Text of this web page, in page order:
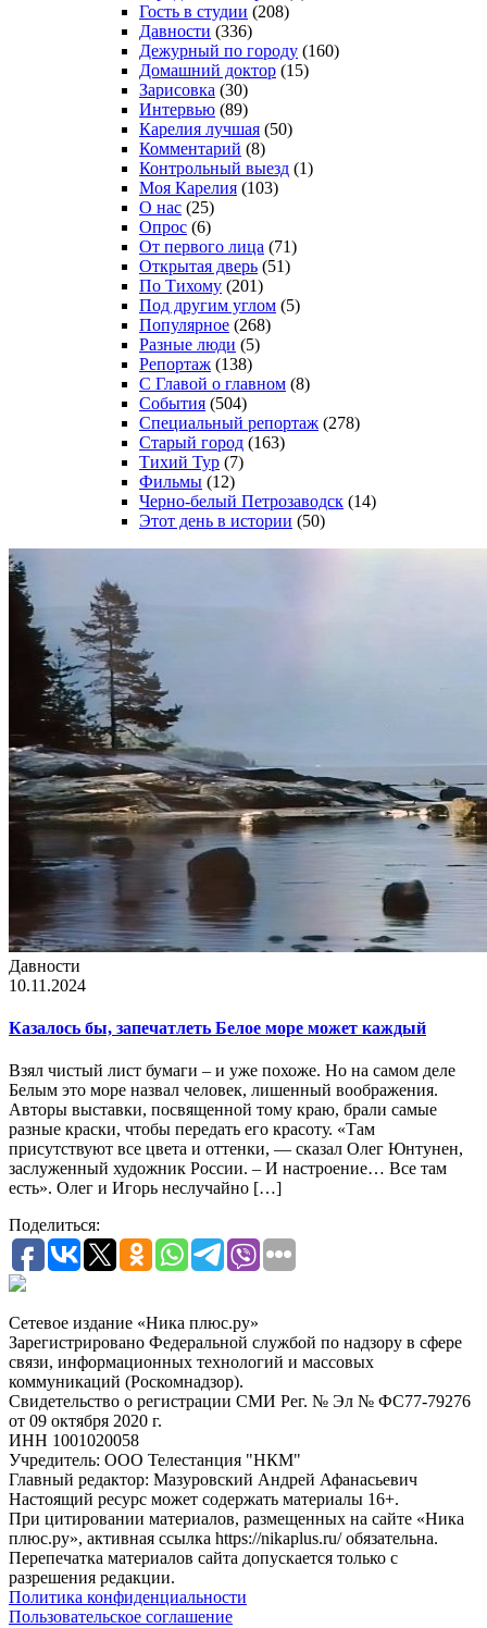
Гость в студии (208)
Давности (336)
Дежурный по городу (160)
Домашний доктор (15)
Зарисовка (30)
Интервью (89)
Карелия лучшая (50)
Комментарий (8)
Контрольный выезд (1)
Моя Карелия (103)
О нас (25)
Опрос (6)
От первого лица (71)
Открытая дверь (51)
По Тихому (201)
Под другим углом (5)
Популярное (268)
Разные люди (5)
Репортаж (138)
С Главой о главном (8)
События (504)
Специальный репортаж (278)
Старый город (163)
Тихий Тур (7)
Фильмы (12)
Черно-белый Петрозаводск (14)
Этот день в истории (50)
Давности
10.11.2024
Казалось бы, запечатлеть Белое море может каждый
Взял чистый лист бумаги – и уже похоже. Но на самом деле
Белым это море назвал человек, лишенный воображения.
Авторы выставки, посвященной тому краю, брали самые
разные краски, чтобы передать его красоту. «Там
присутствуют все цвета и оттенки, — сказал Олег Юнтунен,
заслуженный художник России. – И настроение… Все там
есть». Олег и Игорь неслучайно […]
Поделиться:
Сетевое издание «Ника плюс.ру»
Зарегистрировано Федеральной службой по надзору в сфере
связи, информационных технологий и массовых
коммуникаций (Роскомнадзор).
Свидетельство о регистрации СМИ Рег. № Эл № ФС77-79276
от 09 октября 2020 г.
ИНН 1001020058
Учредитель: ООО Телестанция "НКМ"
Главный редактор: Мазуровский Андрей Афанасьевич
Настоящий ресурс может содержать материалы 16+.
При цитировании материалов, размещенных на сайте «Ника
плюс.ру», активная ссылка https://nikaplus.ru/ обязательна.
Перепечатка материалов сайта допускается только с
разрешения редакции.
Политика конфиденциальности
Пользовательское соглашение